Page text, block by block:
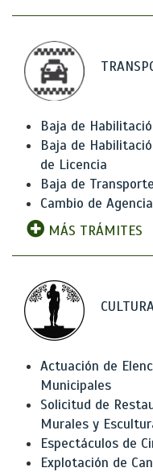
Baja de
Baja de
de Licencia
Baja de
Cambio de
MÁS TRÁMITES
Actuación de
Municipales
Solicitud de
Murales y
Espectáculos de
Explotación de